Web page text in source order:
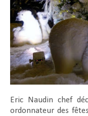
Eric Naudin chef
ordonnateur des